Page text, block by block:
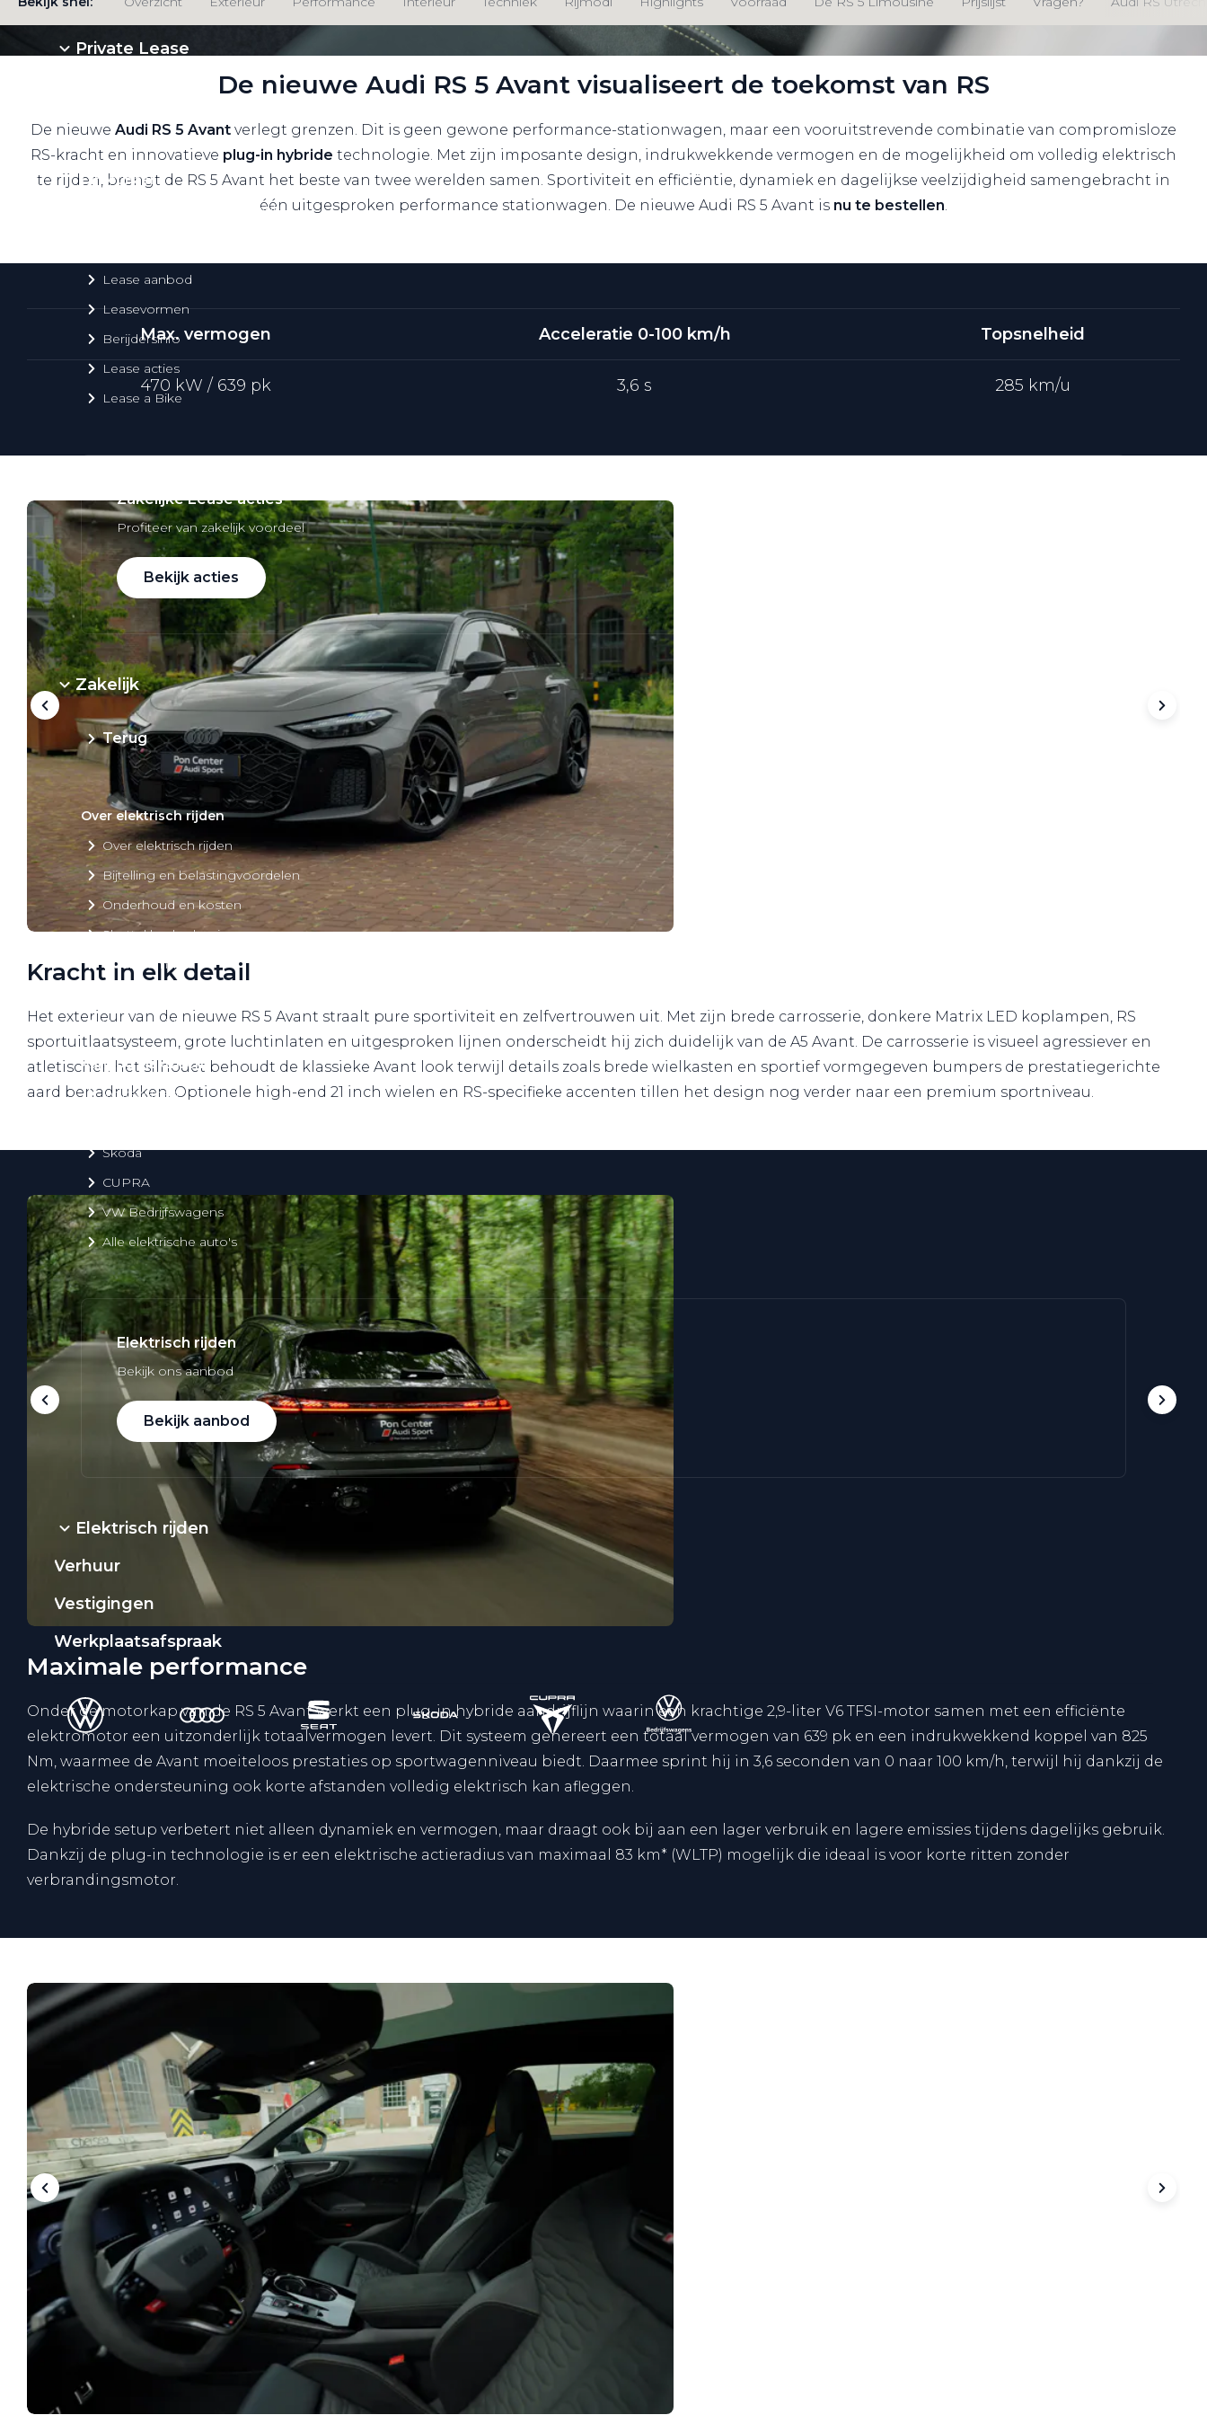
Private Lease
Direct naar
Website Pon Center Zakelijk
Lease aanbod
Leasevormen
Berijdersinfo
Lease acties
Lease a Bike
Zakelijke Lease acties
Profiteer van zakelijk voordeel
Bekijk acties
Zakelijk
Terug
Over elektrisch rijden
Over elektrisch rijden
Bijtelling en belastingvoordelen
Onderhoud en kosten
Shuttel laadoplossingen
Duurzaamheid
Veelgestelde vragen
Aanbod elektrisch
Volkswagen
Škoda
CUPRA
VW Bedrijfswagens
Alle elektrische auto's
Elektrisch rijden
Bekijk ons aanbod
Bekijk aanbod
Elektrisch rijden
Verhuur
Vestigingen
Werkplaatsafspraak
De nieuwe Audi RS 5 Avant visualiseert de toekomst van RS
De nieuwe Audi RS 5 Avant verlegt grenzen. Dit is geen gewone performance-stationwagen, maar een vooruitstrevende combinatie van compromisloze
RS-kracht en innovatieve plug-in hybride technologie. Met zijn imposante design, indrukwekkende vermogen en de mogelijkheid om volledig elektrisch
te rijden, brengt de RS 5 Avant het beste van twee werelden samen. Sportiviteit en efficiëntie, dynamiek en dagelijkse veelzijdigheid samengebracht in
één uitgesproken performance stationwagen. De nieuwe Audi RS 5 Avant is nu te bestellen.
Max. vermogen Acceleratie 0-100 km/h Topsnelheid
470 kW / 639 pk 3,6 s 285 km/u
Kracht in elk detail
Het exterieur van de nieuwe RS 5 Avant straalt pure sportiviteit en zelfvertrouwen uit. Met zijn brede carrosserie, donkere Matrix LED koplampen, RS
sportuitlaatsysteem, grote luchtinlaten en uitgesproken lijnen onderscheidt hij zich duidelijk van de A5 Avant. De carrosserie is visueel agressiever en
atletischer: het silhouet behoudt de klassieke Avant look terwijl details zoals brede wielkasten en sportief vormgegeven bumpers de prestatiegerichte
aard benadrukken. Optionele high-end 21 inch wielen en RS-specifieke accenten tillen het design nog verder naar een premium sportniveau.
Maximale performance
Onder de motorkap van de RS 5 Avant werkt een plug-in hybride aandrijflijn waarin een krachtige 2,9-liter V6 TFSI-motor samen met een efficiënte
elektromotor een uitzonderlijk totaalvermogen levert. Dit systeem genereert een totaal vermogen van 639 pk en een indrukwekkend koppel van 825
Nm, waarmee de Avant moeiteloos prestaties op sportwagenniveau biedt. Daarmee sprint hij in 3,6 seconden van 0 naar 100 km/h, terwijl hij dankzij de
elektrische ondersteuning ook korte afstanden volledig elektrisch kan afleggen.
De hybride setup verbetert niet alleen dynamiek en vermogen, maar draagt ook bij aan een lager verbruik en lagere emissies tijdens dagelijks gebruik.
Dankzij de plug-in technologie is er een elektrische actieradius van maximaal 83 km* (WLTP) mogelijk die ideaal is voor korte ritten zonder
verbrandingsmotor.